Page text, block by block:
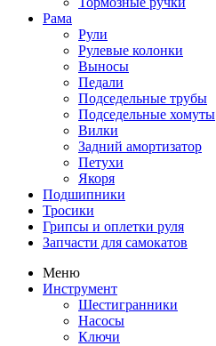
Рама
Рули
Рулевые колонки
Выносы
Педали
Подседельные трубы
Подседельные хомуты
Вилки
Задний амортизатор
Петухи
Якоря
Подшипники
Тросики
Грипсы и оплетки руля
Запчасти для самокатов
Меню
Инструмент
Шестигранники
Насосы
Ключи